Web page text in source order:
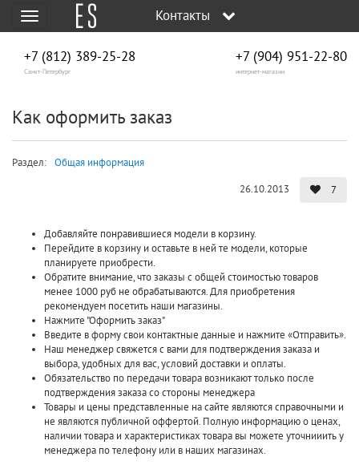
Меню Контакты
+7 (812) 389-25-28
Санкт-Петербург
+7 (904) 951‑22‑80
интернет-магазин
Как оформить заказ
Раздел: Общая информация
26.10.2013
7
Добавляйте понравившиеся модели в корзину.
Перейдите в корзину и оставьте в ней те модели, которые
планируете приобрести.
Обратите внимание, что заказы с общей стоимостью товаров
менее 1000 руб не обрабатываются. Для приобретения
рекомендуем посетить наши магазины.
Нажмите "Оформить заказ"
Введите в форму свои контактные данные и нажмите «Отправить».
Наш менеджер свяжется с вами для подтверждения заказа и
выбора, удобных для вас, условий доставки и оплаты.
Обязательство по передачи товара возникают только после
подтверждения заказа со стороны менеджера
Товары и цены представленные на сайте являются справочными и
не являются публичной оффертой. Полную информацию о ценах,
наличии товара и характеристиках товара вы можете уточнииить у
менеджера по телефону или в наших магазинах.